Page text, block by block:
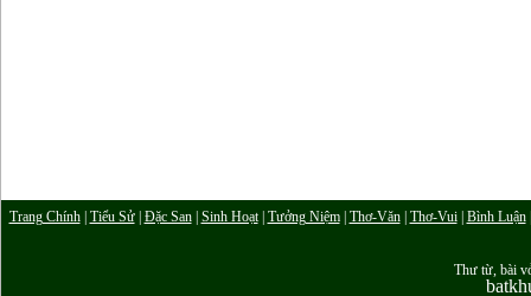
Trang Chính| Tiểu Sử| Đặc San| Sinh Hoạt| Tưởng Niệm| Thơ-Văn| Thơ-Vui| Bình Luận
Thư từ, bài